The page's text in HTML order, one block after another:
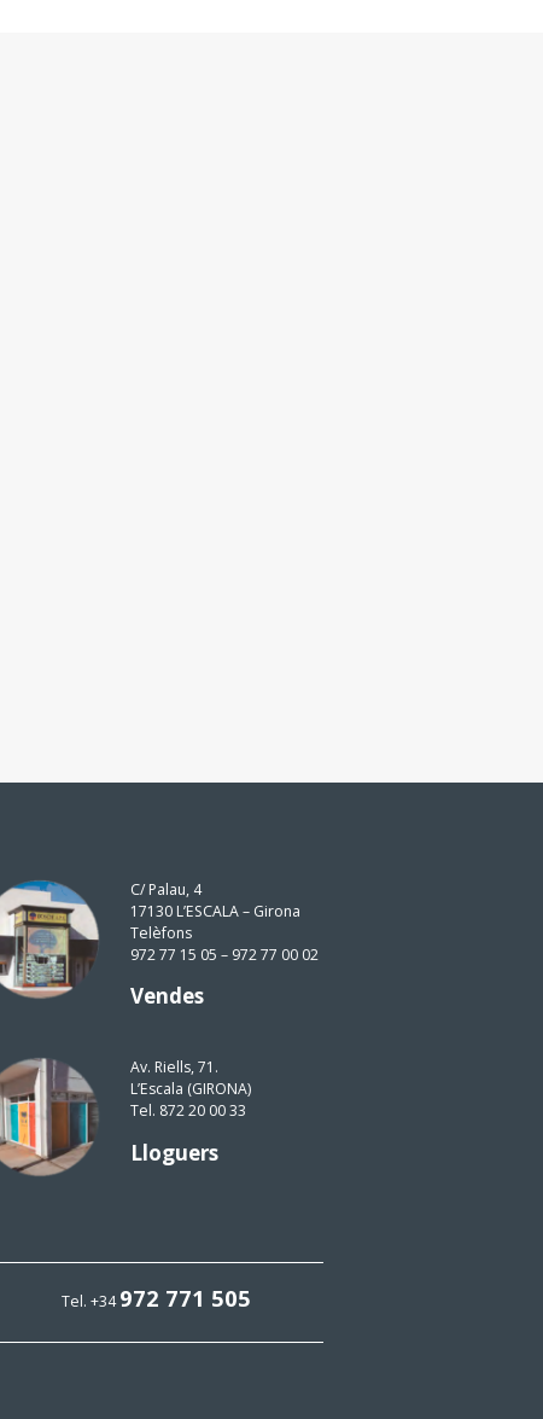
C/ Palau, 4
17130 L’ESCALA – Girona
Telèfons
972 77 15 05 – 972 77 00 02
Vendes
Av. Riells, 71.
L’Escala (GIRONA)
Tel. 872 20 00 33
Lloguers
Tel. +34972 771 505